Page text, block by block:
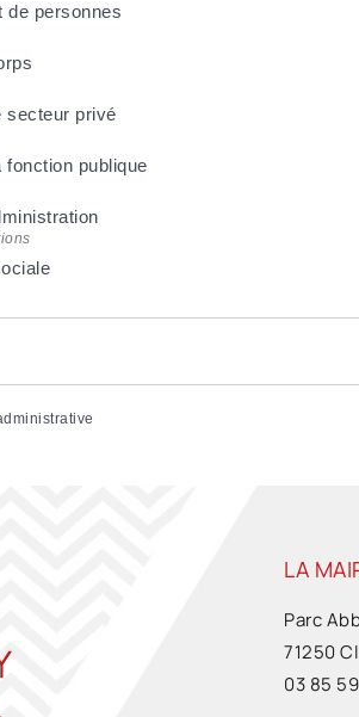
de personnes
secteur privé
publique
LA
Parc
71250
03 85